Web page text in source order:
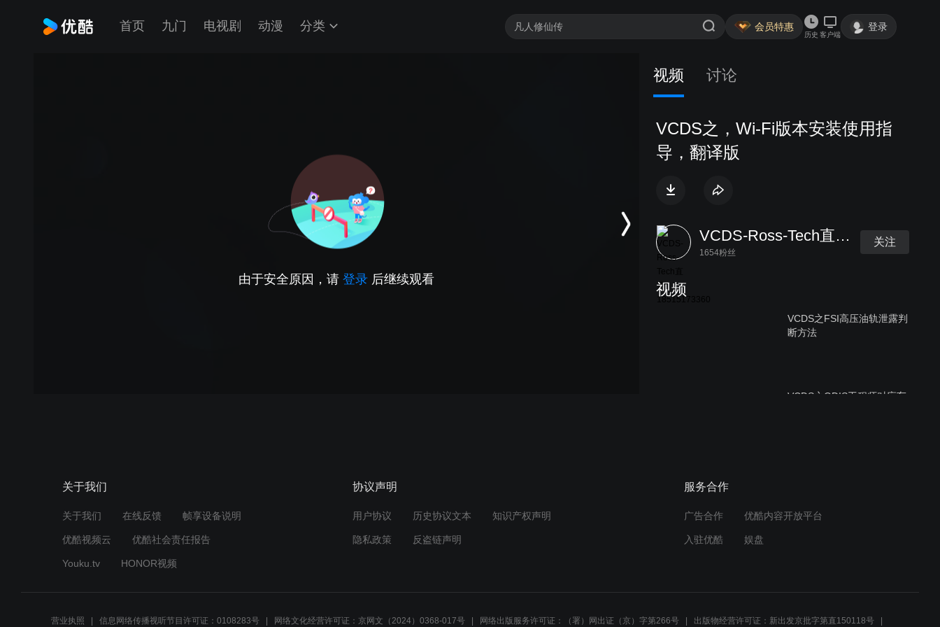
首页 九门 电视剧 动漫 分类 会员特惠
历史 客户端
登录
由于安全原因，请 登录 后继续观看
视频 讨论
VCDS之，Wi-Fi版本安装使用指
导，翻译版
VCDS-Ross-Tech直营18515173360
1654粉丝
关注
视频
VCDS之FSI高压油轨泄露判
断方法
VCDS之ODIS工程师对应车
关于我们
关于我们 在线反馈 帧享设备说明
优酷视频云 优酷社会责任报告
Youku.tv HONOR视频
协议声明
用户协议 历史协议文本 知识产权声明
隐私政策 反盗链声明
服务合作
广告合作 优酷内容开放平台
入驻优酷 娱盘
营业执照 信息网络传播视听节目许可证：0108283号 网络文化经营许可证：京网文（2024）0368-017号 网络出版服务许可证：（署）网出证（京）字第266号 出版物经营许可证：新出发京批字第直150118号